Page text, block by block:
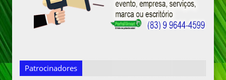
Patrocinadores